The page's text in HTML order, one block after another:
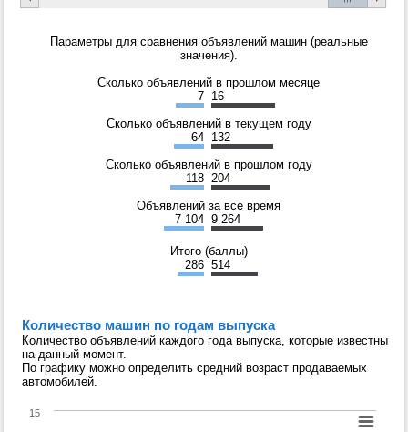
Параметры для сравнения объявлений машин (реальные
значения).
Сколько объявлений в прошлом месяце
7 16
Сколько объявлений в текущем году
64 132
Сколько объявлений в прошлом году
118 204
Объявлений за все время
7 104 9 264
Итого (баллы)
286 514
Количество машин по годам выпуска
Количество объявлений каждого года выпуска, которые известны
на данный момент.
По графику можно определить средний возраст продаваемых
автомобилей.
15